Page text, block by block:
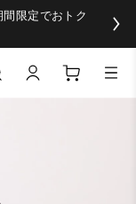
限定でおトク